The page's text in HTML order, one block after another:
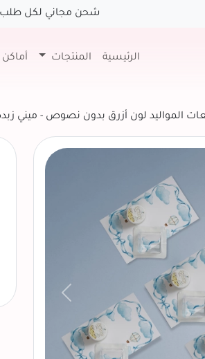
شحن مجاني لكل طلب لا تقل قيمته
الرئيسية المنتجات
المواليد لون أزرق بدون نصوص - ميني زبدة
السابق